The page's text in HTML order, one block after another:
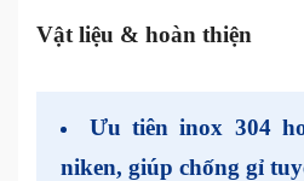
Vật liệu & hoàn thiện
Ưu tiêninox 304
niken, giúp chống gỉ